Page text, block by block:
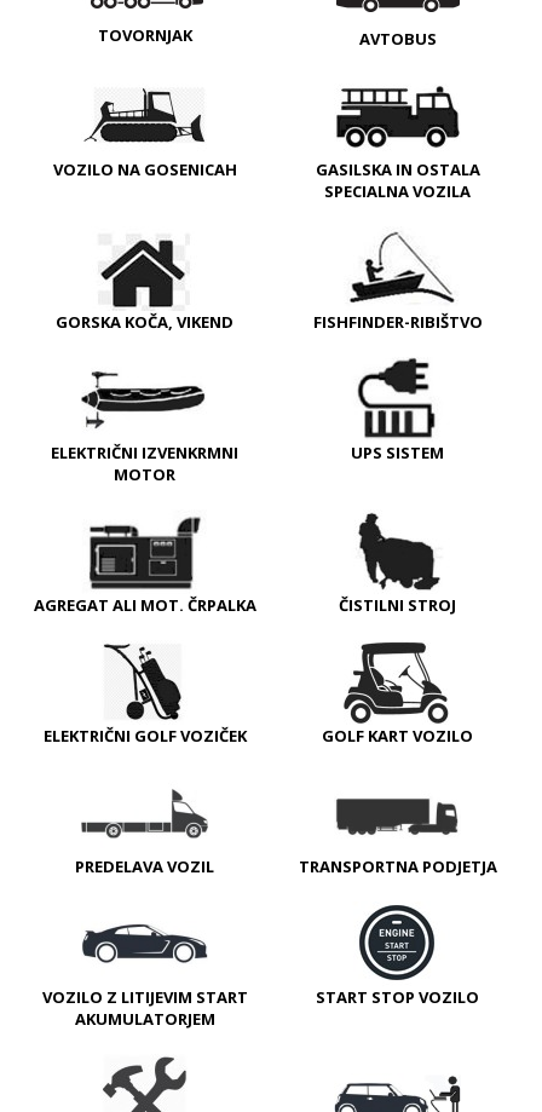
TOVORNJAK AVTOBUS
VOZILO NA GOSENICAH
GASILSKA IN OSTALA
SPECIALNA VOZILA
GORSKA KOČA, VIKEND FISHFINDER-RIBIŠTVO
ELEKTRIČNI IZVENKRMNI
MOTOR
UPS SISTEM
AGREGAT ALI MOT. ČRPALKA ČISTILNI STROJ
ELEKTRIČNI GOLF VOZIČEK GOLF KART VOZILO
PREDELAVA VOZIL TRANSPORTNA PODJETJA
VOZILO Z LITIJEVIM START
AKUMULATORJEM
START STOP VOZILO